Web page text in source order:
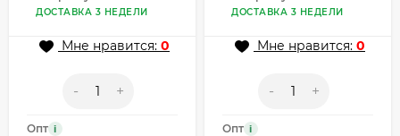
CJL49933
ДОСТАВКА 3 НЕДЕЛИ
Мне нравится: 0
- +
Опт i
ДОСТАВКА 3 НЕДЕЛИ
Мне нравится: 0
- +
Опт i